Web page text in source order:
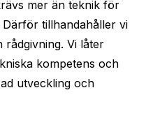
mer än teknik för
tillhandahåller vi
Vi låter
kompetens och
utveckling och